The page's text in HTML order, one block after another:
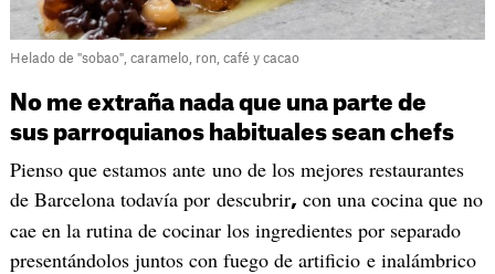
Helado de "sobao", caramelo, ron, café y cacao
No me extraña nada que una parte de
sus parroquianos habituales sean chefs
Pienso que estamos ante uno de los mejores restaurantes
de Barcelona todavía por descubrir, con una cocina que no
cae en la rutina de cocinar los ingredientes por separado
presentándolos juntos con fuego de artificio e inalámbrico